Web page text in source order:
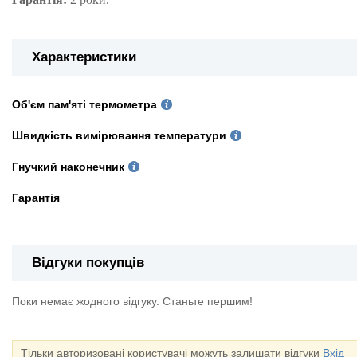
Характеристики
Об'єм пам'яті термометра
Швидкість вимірювання температури
Гнучкий наконечник
Гарантія
Відгуки покупців
Поки немає жодного відгуку. Станьте першим!
Тільки авторизовані користувачі можуть залишати відгуки Вхід